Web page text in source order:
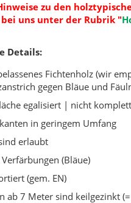
zu den
uns unter der Rubrik "
Details:
Fichtenholz (wir
gegen Bläue und
egalisiert | nicht
in geringem Umfang
erlaubt
(Bläue)
(gem. EN)
ab 7 Meter sind keilgezinkt (=